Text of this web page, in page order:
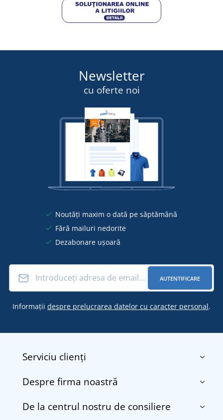
Newsletter
cu oferte noi
Noutăți maxim o dată pe săptămână
Fără mailuri nedorite
Dezabonare ușoară
AUTENTIFICARE
Informații despre prelucrarea datelor cu caracter personal.
Serviciu clienți
Contact
Transport și plată
Despre firma noastră
Despre noi
De la centrul nostru de consiliere